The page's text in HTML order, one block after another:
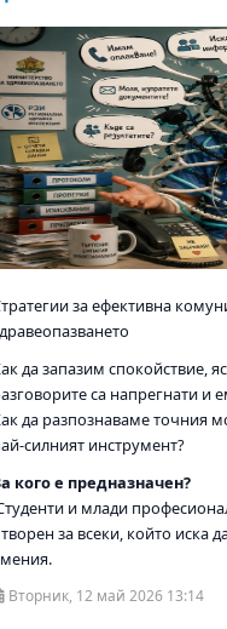
за ефективна
да запазим спокойствие,
са напрегнати и
да разпознаваме точния
силният инструмент?
кого е предназначен?
и млади
за всеки, който иска
Вторник, 12 май 2026 13:14